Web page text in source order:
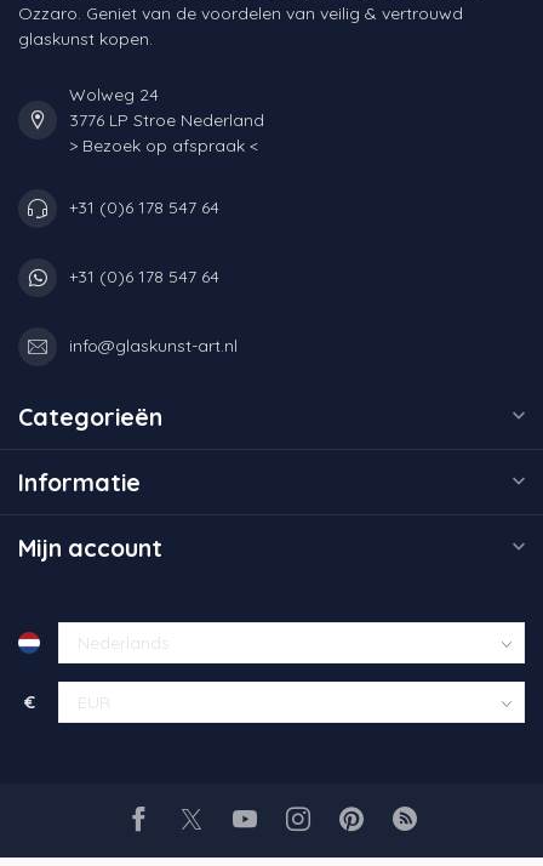
Ozzaro. Geniet van de voordelen van veilig & vertrouwd
glaskunst kopen.
Wolweg 24
3776 LP Stroe Nederland
> Bezoek op afspraak <
+31 (0)6 178 547 64
+31 (0)6 178 547 64
info@glaskunst-art.nl
Categorieën
Informatie
Mijn account
€